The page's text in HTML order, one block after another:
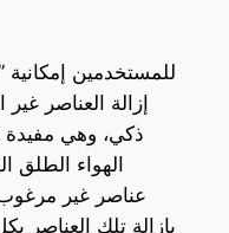
إزالة العناصر
ذكي، وهي
الهواء الطلق
عناصر غير مرغوب
بإزالة تلك العناصر